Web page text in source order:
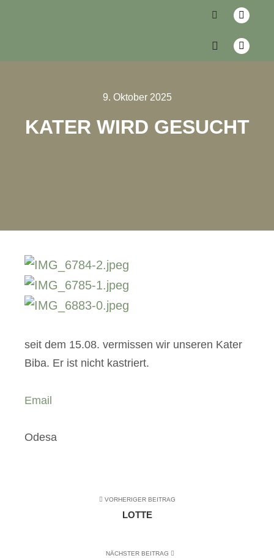
9. Oktober 2025
KATER WIRD GESUCHT
seit dem 15.08. vermissen wir unseren Kater
Biba. Er ist nicht kastriert.
Email
Odesa
VORHERIGER BEITRAG
LOTTE
NÄCHSTER BEITRAG